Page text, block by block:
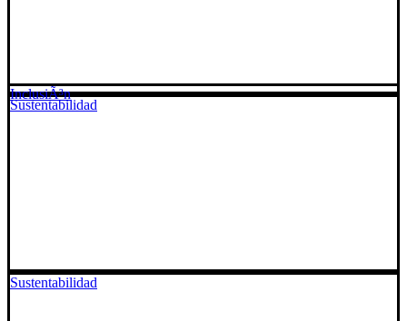
Sustentabilidad
Sustentabilidad
InclusiÃ³n